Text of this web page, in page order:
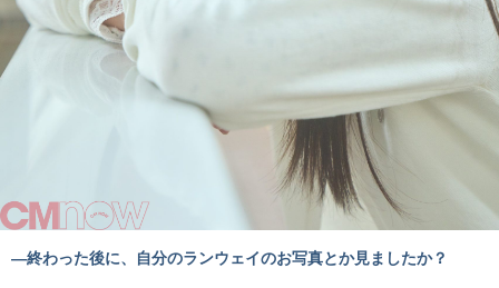
―終わった後に、自分のランウェイのお写真とか見ましたか？